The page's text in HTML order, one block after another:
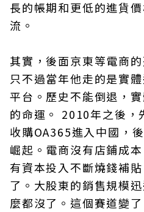
長的帳期和更低的進貨
流。
其實，後面京東等電商
只不過當年他走的是實
平台。歷史不能倒退，
的命運。 2010年之後，
收購OA365進入中國，
崛起。電商沒有店鋪成
有資本投入不斷燒錢補
了。大股東的銷售規模
麼都沒了。這個賽道變